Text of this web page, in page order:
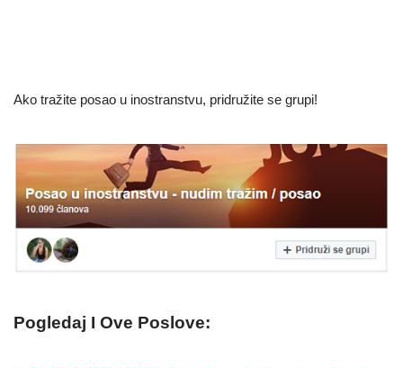
Ako tražite posao u inostranstvu, pridružite se grupi!
Pogledaj I Ove Poslove: